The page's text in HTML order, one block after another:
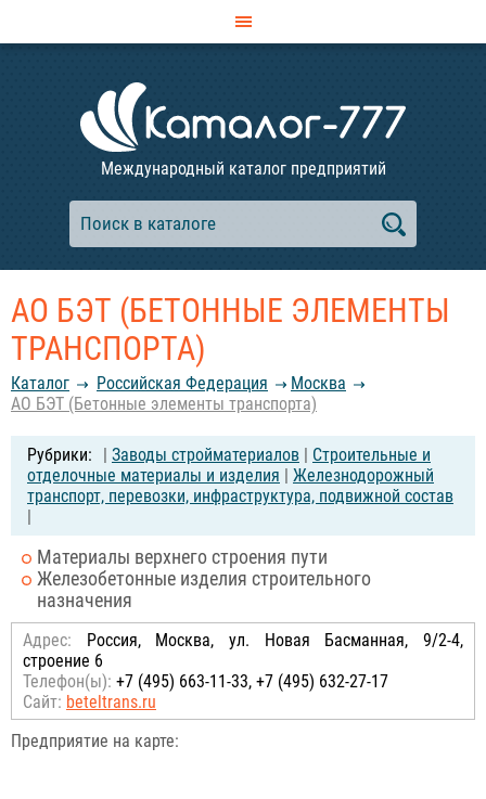
Международный каталог предприятий
АО БЭТ (БЕТОННЫЕ ЭЛЕМЕНТЫ
ТРАНСПОРТА)
Каталог Российcкая Федерация
Москва
АО БЭТ (Бетонные элементы транспорта)
| Заводы стройматериалов | Строительные и
отделочные материалы и изделия | Железнодорожный
транспорт, перевозки, инфраструктура, подвижной состав
|
Материалы верхнего строения пути
Железобетонные изделия строительного
назначения
Адрес: Россия, Москва, ул. Новая Басманная, 9/2-4,
строение 6
Телефон(ы): +7 (495) 663-11-33, +7 (495) 632-27-17
Сайт: beteltrans.ru
Предприятие на карте: